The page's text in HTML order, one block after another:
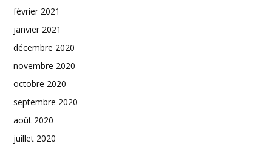
février 2021
janvier 2021
décembre 2020
novembre 2020
octobre 2020
septembre 2020
août 2020
juillet 2020